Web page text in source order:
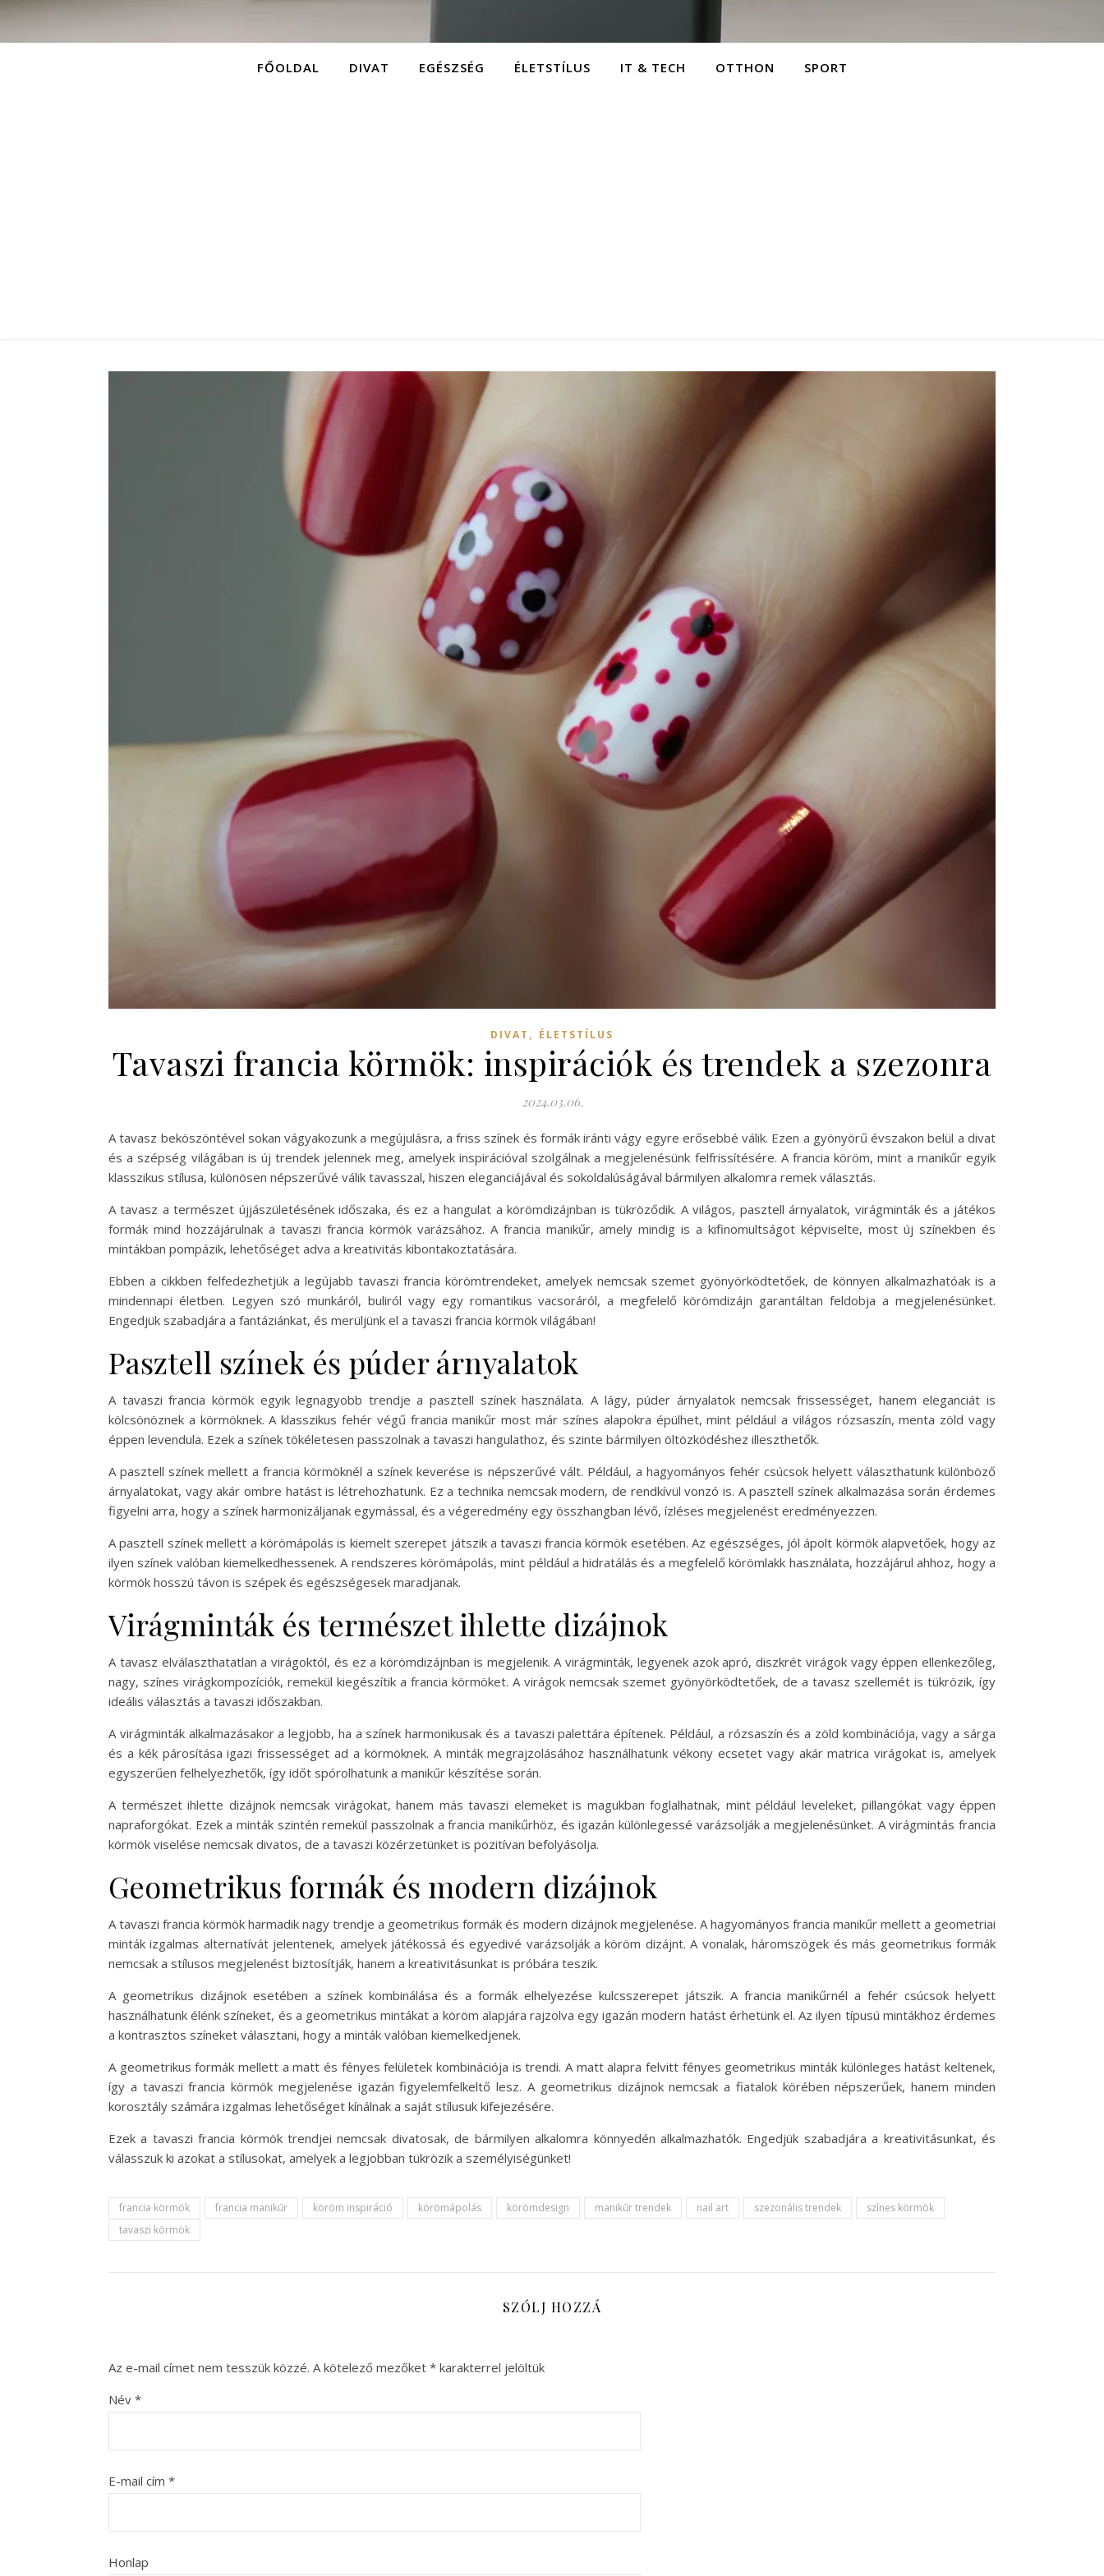
FŐOLDAL DIVAT EGÉSZSÉG ÉLETSTÍLUS IT & TECH OTTHON SPORT
DIVAT , ÉLETSTÍLUS
Tavaszi francia körmök: inspirációk és trendek a szezonra
2024.03.06.
A tavasz beköszöntével sokan vágyakozunk a megújulásra, a friss színek és formák iránti vágy egyre erősebbé válik. Ezen a gyönyörű évszakon belül a divat
és a szépség világában is új trendek jelennek meg, amelyek inspirációval szolgálnak a megjelenésünk felfrissítésére. A francia köröm, mint a manikűr egyik
klasszikus stílusa, különösen népszerűvé válik tavasszal, hiszen eleganciájával és sokoldalúságával bármilyen alkalomra remek választás.
A tavasz a természet újjászületésének időszaka, és ez a hangulat a körömdizájnban is tükröződik. A világos, pasztell árnyalatok, virágminták és a játékos
formák mind hozzájárulnak a tavaszi francia körmök varázsához. A francia manikűr, amely mindig is a kifinomultságot képviselte, most új színekben és
mintákban pompázik, lehetőséget adva a kreativitás kibontakoztatására.
Ebben a cikkben felfedezhetjük a legújabb tavaszi francia körömtrendeket, amelyek nemcsak szemet gyönyörködtetőek, de könnyen alkalmazhatóak is a
mindennapi életben. Legyen szó munkáról, buliról vagy egy romantikus vacsoráról, a megfelelő körömdizájn garantáltan feldobja a megjelenésünket.
Engedjük szabadjára a fantáziánkat, és merüljünk el a tavaszi francia körmök világában!
Pasztell színek és púder árnyalatok
A tavaszi francia körmök egyik legnagyobb trendje a pasztell színek használata. A lágy, púder árnyalatok nemcsak frissességet, hanem eleganciát is
kölcsönöznek a körmöknek. A klasszikus fehér végű francia manikűr most már színes alapokra épülhet, mint például a világos rózsaszín, menta zöld vagy
éppen levendula. Ezek a színek tökéletesen passzolnak a tavaszi hangulathoz, és szinte bármilyen öltözködéshez illeszthetők.
A pasztell színek mellett a francia körmöknél a színek keverése is népszerűvé vált. Például, a hagyományos fehér csúcsok helyett választhatunk különböző
árnyalatokat, vagy akár ombre hatást is létrehozhatunk. Ez a technika nemcsak modern, de rendkívül vonzó is. A pasztell színek alkalmazása során érdemes
figyelni arra, hogy a színek harmonizáljanak egymással, és a végeredmény egy összhangban lévő, ízléses megjelenést eredményezzen.
A pasztell színek mellett a körömápolás is kiemelt szerepet játszik a tavaszi francia körmök esetében. Az egészséges, jól ápolt körmök alapvetőek, hogy az
ilyen színek valóban kiemelkedhessenek. A rendszeres körömápolás, mint például a hidratálás és a megfelelő körömlakk használata, hozzájárul ahhoz, hogy a
körmök hosszú távon is szépek és egészségesek maradjanak.
Virágminták és természet ihlette dizájnok
A tavasz elválaszthatatlan a virágoktól, és ez a körömdizájnban is megjelenik. A virágminták, legyenek azok apró, diszkrét virágok vagy éppen ellenkezőleg,
nagy, színes virágkompozíciók, remekül kiegészítik a francia körmöket. A virágok nemcsak szemet gyönyörködtetőek, de a tavasz szellemét is tükrözik, így
ideális választás a tavaszi időszakban.
A virágminták alkalmazásakor a legjobb, ha a színek harmonikusak és a tavaszi palettára építenek. Például, a rózsaszín és a zöld kombinációja, vagy a sárga
és a kék párosítása igazi frissességet ad a körmöknek. A minták megrajzolásához használhatunk vékony ecsetet vagy akár matrica virágokat is, amelyek
egyszerűen felhelyezhetők, így időt spórolhatunk a manikűr készítése során.
A természet ihlette dizájnok nemcsak virágokat, hanem más tavaszi elemeket is magukban foglalhatnak, mint például leveleket, pillangókat vagy éppen
napraforgókat. Ezek a minták szintén remekül passzolnak a francia manikűrhöz, és igazán különlegessé varázsolják a megjelenésünket. A virágmintás francia
körmök viselése nemcsak divatos, de a tavaszi közérzetünket is pozitívan befolyásolja.
Geometrikus formák és modern dizájnok
A tavaszi francia körmök harmadik nagy trendje a geometrikus formák és modern dizájnok megjelenése. A hagyományos francia manikűr mellett a geometriai
minták izgalmas alternatívát jelentenek, amelyek játékossá és egyedivé varázsolják a köröm dizájnt. A vonalak, háromszögek és más geometrikus formák
nemcsak a stílusos megjelenést biztosítják, hanem a kreativitásunkat is próbára teszik.
A geometrikus dizájnok esetében a színek kombinálása és a formák elhelyezése kulcsszerepet játszik. A francia manikűrnél a fehér csúcsok helyett
használhatunk élénk színeket, és a geometrikus mintákat a köröm alapjára rajzolva egy igazán modern hatást érhetünk el. Az ilyen típusú mintákhoz érdemes
a kontrasztos színeket választani, hogy a minták valóban kiemelkedjenek.
A geometrikus formák mellett a matt és fényes felületek kombinációja is trendi. A matt alapra felvitt fényes geometrikus minták különleges hatást keltenek,
így a tavaszi francia körmök megjelenése igazán figyelemfelkeltő lesz. A geometrikus dizájnok nemcsak a fiatalok körében népszerűek, hanem minden
korosztály számára izgalmas lehetőséget kínálnak a saját stílusuk kifejezésére.
Ezek a tavaszi francia körmök trendjei nemcsak divatosak, de bármilyen alkalomra könnyedén alkalmazhatók. Engedjük szabadjára a kreativitásunkat, és
válasszuk ki azokat a stílusokat, amelyek a legjobban tükrözik a személyiségünket!
francia körmök francia manikűr köröm inspiráció körömápolás körömdesign manikűr trendek nail art szezonális trendek
színes körmök
tavaszi körmök
SZÓLJ HOZZÁ
Az e-mail címet nem tesszük közzé. A kötelező mezőket * karakterrel jelöltük
Név *
E-mail cím *
Honlap